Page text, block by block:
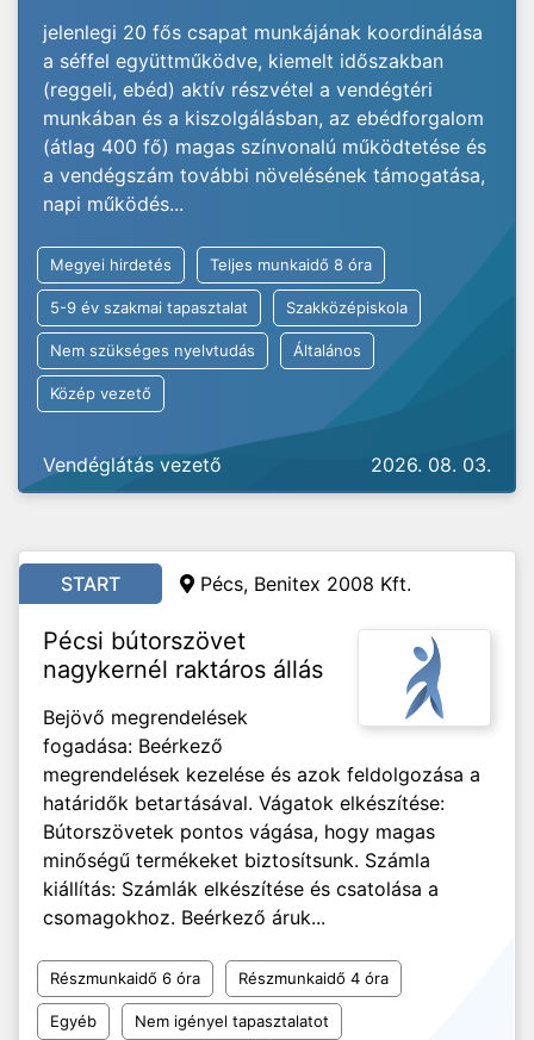
jelenlegi 20 fős csapat munkájának koordinálása
a séffel együttműködve, kiemelt időszakban
(reggeli, ebéd) aktív részvétel a vendégtéri
munkában és a kiszolgálásban, az ebédforgalom
(átlag 400 fő) magas színvonalú működtetése és
a vendégszám további növelésének támogatása,
napi működés...
Megyei hirdetés Teljes munkaidő 8 óra
5-9 év szakmai tapasztalat Szakközépiskola
Nem szükséges nyelvtudás Általános
Közép vezető
Vendéglátás vezető 2026. 08. 03.
START Pécs, Benitex 2008 Kft.
Pécsi bútorszövet
nagykernél raktáros állás
Bejövő megrendelések
fogadása: Beérkező
megrendelések kezelése és azok feldolgozása a
határidők betartásával. Vágatok elkészítése:
Bútorszövetek pontos vágása, hogy magas
minőségű termékeket biztosítsunk. Számla
kiállítás: Számlák elkészítése és csatolása a
csomagokhoz. Beérkező áruk...
Részmunkaidő 6 óra Részmunkaidő 4 óra
Egyéb Nem igényel tapasztalatot